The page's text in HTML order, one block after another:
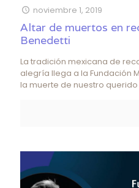
noviembre 1, 2019
Altar de muertos en
Benedetti
La tradición mexicana de
alegría llega a la Fundación
la muerte de nuestro